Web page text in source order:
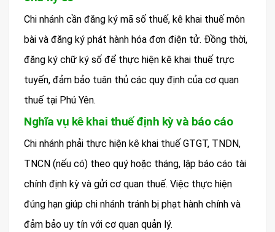
Chi nhánh cần đăng ký mã số thuế, kê khai thuế môn
bài và đăng ký phát hành hóa đơn điện tử. Đồng thời,
đăng ký chữ ký số để thực hiện kê khai thuế trực
tuyến, đảm bảo tuân thủ các quy định của cơ quan
thuế tại Phú Yên.
Nghĩa vụ kê khai thuế định kỳ và báo cáo
Chi nhánh phải thực hiện kê khai thuế GTGT, TNDN,
TNCN (nếu có) theo quý hoặc tháng, lập báo cáo tài
chính định kỳ và gửi cơ quan thuế. Việc thực hiện
đúng hạn giúp chi nhánh tránh bị phạt hành chính và
đảm bảo uy tín với cơ quan quản lý.